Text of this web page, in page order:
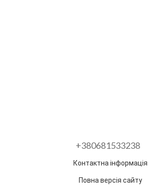
+380681533238
Контактна інформація
Повна версія сайту